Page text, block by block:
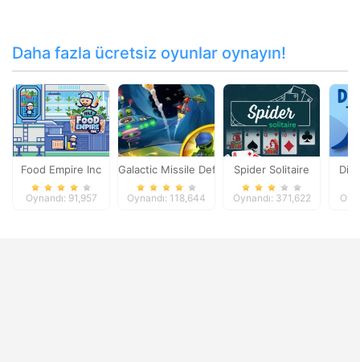
Daha fazla ücretsiz oyunlar oynayın!
Food Empire Inc
Oynandı: 91,957
Galactic Missile Defense
Oynandı: 118,644
Spider Solitaire
Oynandı: 371,622